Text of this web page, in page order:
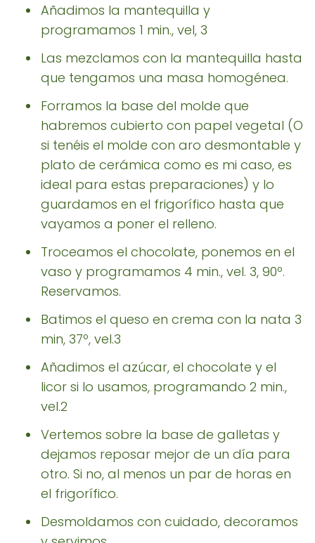
Añadimos la mantequilla y
programamos 1 min., vel, 3
Las mezclamos con la mantequilla hasta
que tengamos una masa homogénea.
Forramos la base del molde que
habremos cubierto con papel vegetal (O
si tenéis el molde con aro desmontable y
plato de cerámica como es mi caso, es
ideal para estas preparaciones) y lo
guardamos en el frigorífico hasta que
vayamos a poner el relleno.
Troceamos el chocolate, ponemos en el
vaso y programamos 4 min., vel. 3, 90º.
Reservamos.
Batimos el queso en crema con la nata 3
min, 37º, vel.3
Añadimos el azúcar, el chocolate y el
licor si lo usamos, programando 2 min.,
vel.2
Vertemos sobre la base de galletas y
dejamos reposar mejor de un día para
otro. Si no, al menos un par de horas en
el frigorífico.
Desmoldamos con cuidado, decoramos